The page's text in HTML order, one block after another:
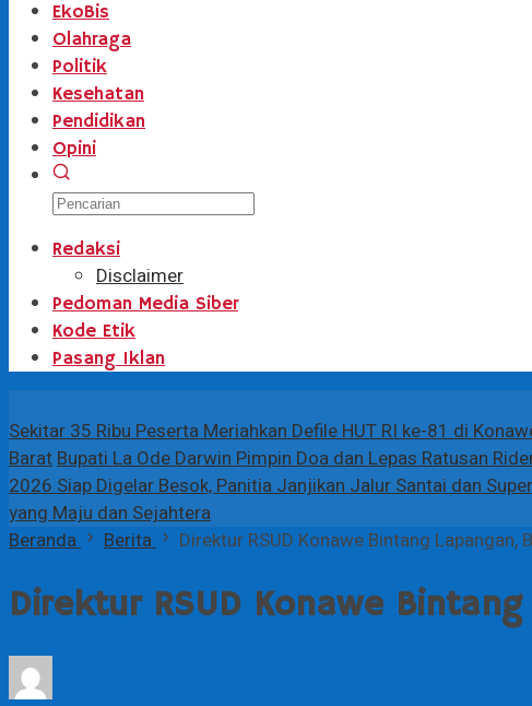
EkoBis
Olahraga
Politik
Kesehatan
Pendidikan
Opini
Redaksi
Disclaimer
Pedoman Media Siber
Kode Etik
Pasang Iklan
Sekitar 35 Ribu Peserta Meriahkan Defile HUT RI ke-81 di
BaratBupati La Ode Darwin Pimpin Doa dan Lepas Ratusan
2026 Siap Digelar Besok, Panitia Janjikan Jalur Santai dan
yang Maju dan Sejahtera
Beranda
Berita Direktur RSUD Konawe Bintang Lapangan,
Direktur RSUD Konawe